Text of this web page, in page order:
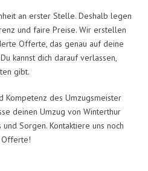
an erster Stelle. Deshalb legen
und faire Preise. Wir erstellen
Offerte, das genau auf deine
kannst dich darauf verlassen,
gibt.
Kompetenz des Umzugsmeister
deinen Umzug von Winterthur
Sorgen. Kontaktiere uns noch